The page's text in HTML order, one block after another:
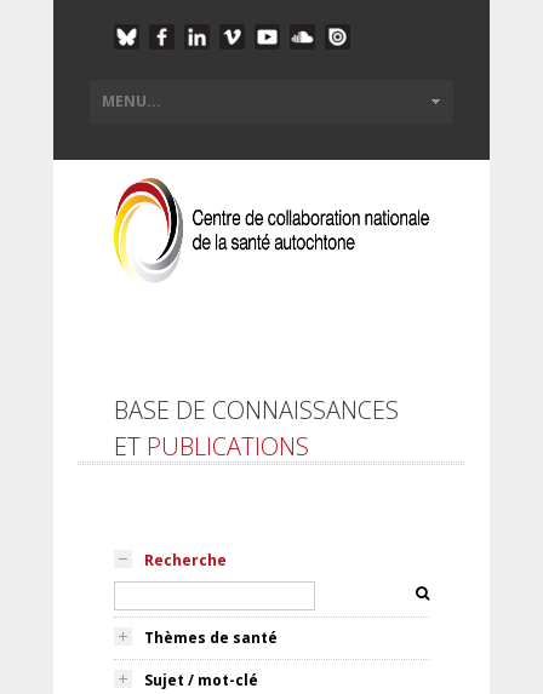
BASE DE CONNAISSANCES
ET PUBLICATIONS
Recherche
Thèmes de santé
Sujet / mot-clé